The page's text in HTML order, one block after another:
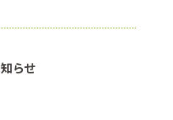
らせ